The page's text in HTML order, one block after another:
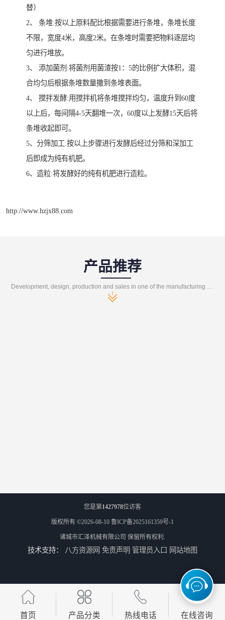
替）
2、 条堆:按以上原料配比根据需要进行条堆，条堆长度
不限，宽度4米，高度2米。在条堆时需要把物料逐层均
匀进行堆放。
3、 添加菌剂:将菌剂用菌渣按1：5的比例扩大体积，混
合均匀后根据条堆数量撒到条堆表面。
4、 搅拌发酵:用搅拌机将条堆搅拌均匀，温度升到60度
以上后，每间隔4-5天翻堆一次，60度以上发酵15天后将
条堆收起即可。
5、分筛加工:按以上步骤进行发酵后经过分筛和深加工
后即成为纯有机肥。
6、造粒:将发酵好的纯有机肥进行造粒。
http://www.hzjx88.com
产品推荐
Development, design, production and sales in one of the manufacturing enterprises
您是第1427978位访客
版权所有 ©2026-08-10 鲁ICP备2025161359号-1
诸城市汇泽机械有限公司 保留所有权利.
技术支持： 八方资源网 免责声明 管理员入口 网站地图
首页 产品分类 热线电话 在线咨询